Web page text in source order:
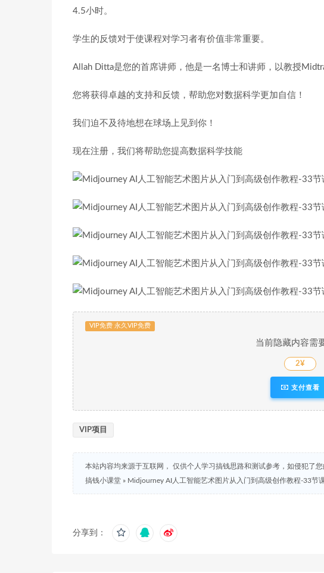
4.5小时。
学生的反馈对于使课程对学习者有价值非常重要。
Allah Ditta是您的首席讲师，他是一名博士和讲师，以教授
您将获得卓越的支持和反馈，帮助您对数据科学更加自信！
我们迫不及待地想在球场上见到你！
现在注册，我们将帮助您提高数据科学技能
VIP免费 永久VIP免费
当前隐藏内容需
2¥
支付查看
VIP项目
本站内容均来源于互联网， 仅供个人学习搞钱思路和测试参考，如侵犯了
搞钱小课堂 » Midjourney AI人工智能艺术图片从入门到高级创作教程-33节
分享到：